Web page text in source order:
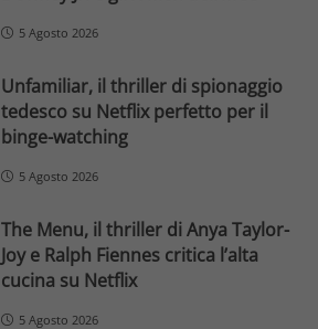
5 Agosto 2026
Unfamiliar, il thriller di spionaggio
tedesco su Netflix perfetto per il
binge-watching
5 Agosto 2026
The Menu, il thriller di Anya Taylor-
Joy e Ralph Fiennes critica l’alta
cucina su Netflix
5 Agosto 2026